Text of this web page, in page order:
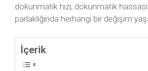
dokunmatik hızı, dokunmatik
parlaklığında herhangi bir değişim
İçerik